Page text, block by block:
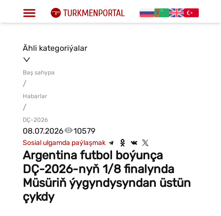
Ähli kategoriýalar
Baş sahypa
/
Habarlar
/
DÇ-2026
08.07.2026 10579
Sosial ulgamda paýlaşmak
Argentina futbol boýunça
DÇ-2026-nyň 1/8 finalynda
Müsüriň ýygyndysyndan üstün
çykdy